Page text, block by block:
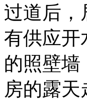
过道后，
有供应开
的照壁墙
房的露